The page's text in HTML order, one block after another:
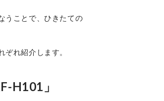
うことで、ひきたての
れ紹介します。
H101」